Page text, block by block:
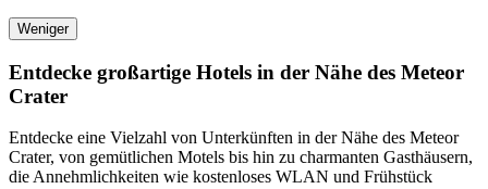
Weniger
Entdecke großartige Hotels in der Nähe des Meteor
Crater
Entdecke eine Vielzahl von Unterkünften in der Nähe des Meteor
Crater, von gemütlichen Motels bis hin zu charmanten Gasthäusern,
die Annehmlichkeiten wie kostenloses WLAN und Frühstück